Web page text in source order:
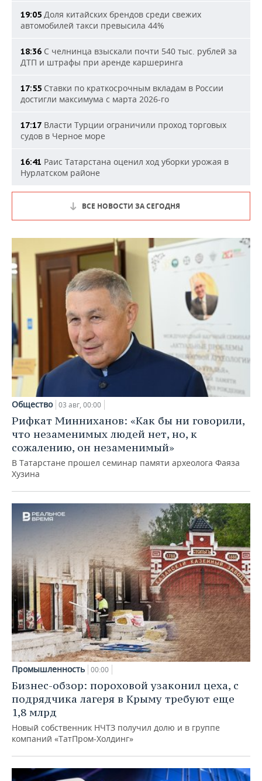
19:05 Доля китайских брендов среди свежих
автомобилей такси превысила 44%
18:36 С челнинца взыскали почти 540 тыс. рублей за
ДТП и штрафы при аренде каршеринга
17:55 Ставки по краткосрочным вкладам в России
достигли максимума с марта 2026-го
17:17 Власти Турции ограничили проход торговых
судов в Черное море
16:41 Раис Татарстана оценил ход уборки урожая в
Нурлатском районе
ВСЕ НОВОСТИ ЗА СЕГОДНЯ
Общество 03 авг, 00:00
Рифкат Минниханов: «Как бы ни говорили,
что незаменимых людей нет, но, к
сожалению, он незаменимый»
В Татарстане прошел семинар памяти археолога Фаяза
Хузина
Промышленность 00:00
Бизнес-обзор: пороховой узаконил цеха, с
подрядчика лагеря в Крыму требуют еще
1,8 млрд
Новый собственник НЧТЗ получил долю и в группе
компаний «ТатПром-Холдинг»